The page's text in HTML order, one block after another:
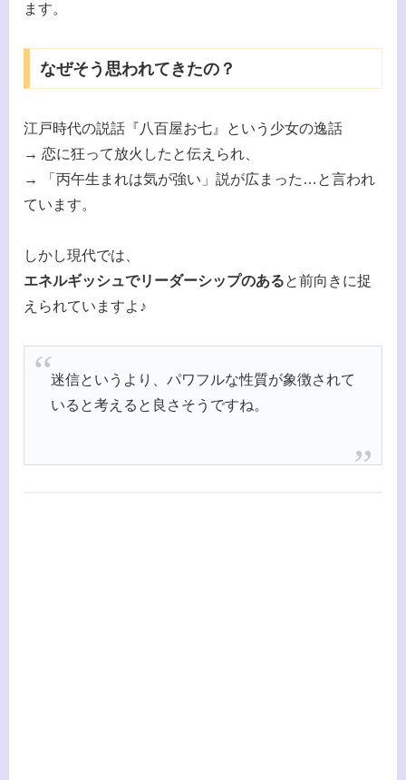
ます。
なぜそう思われてきたの？
江戸時代の説話『八百屋お七』という少女の逸話
→ 恋に狂って放火したと伝えられ、
→ 「丙午生まれは気が強い」説が広まった…と言われ
ています。
しかし現代では、
エネルギッシュでリーダーシップのあると前向きに捉
えられていますよ♪
迷信というより、パワフルな性質が象徴されて
いると考えると良さそうですね。